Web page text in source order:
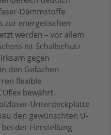
Dämmstoffe
zur energetischen
werden – vor allem
ist Schallschutz
gegen
den Gefachen
flexible
bewährt.
Unterdeckplatte
den gewünschten U-
der Herstellung